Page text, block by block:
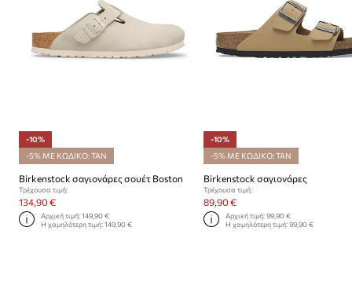
-10%
-5% ΜΕ ΚΩΔΙΚΟ: TAN
Birkenstock σαγιονάρες σουέτ Boston
Τρέχουσα τιμή:
134,90 €
Αρχική τιμή:149,90 €
Η χαμηλότερη τιμή:149,90 €
-10%
-5% ΜΕ ΚΩΔΙΚΟ: TAN
Birkenstock σαγιονάρες
Τρέχουσα τιμή:
89,90 €
Αρχική τιμή: 99,90 €
Η χαμηλότερη τιμή: 99,90 €